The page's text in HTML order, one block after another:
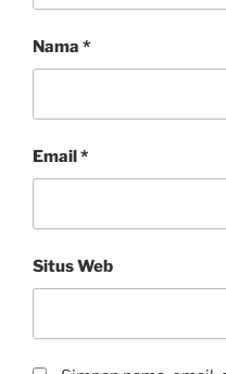
Nama *
Email*
Situs Web